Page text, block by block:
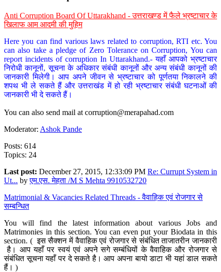
Anti Corruption Board Of Uttarakhand - उत्तराखण्ड में फैले भ्रष्टाचार के
खिलाफ आम आदमी की मुहिम
Here you can find various laws related to corruption, RTI etc. You
can also take a pledge of Zero Tolerance on Corruption, You can
report incidents of corruption In Uttarakhand.- यहाँ आपको भ्रष्टाचार
निरोधी कानूनों, सूचना के अधिकार संबंधी कानूनों और अन्य संबंधी कानूनों की
जानकारी मिलेगी। आप अपने जीवन से भ्रष्टाचार को पूर्णतया निकालने की
शपथ भी ले सकते हैं और उत्तराखंड में हो रही भ्रष्टाचार संबंधी घटनाओं की
जानकारी भी दे सकते हैं।
You can also send mail at corruption@merapahad.com
Moderator: Ashok Pande
Posts: 614
Topics: 24
Last post: December 27, 2015, 12:33:09 PM Re: Currupt System in
Ut... byएम.एस. मेहता /M S Mehta 9910532720
Matrimonial & Vacancies Related Threads - वैवाहिक एवं रोजगार से
सम्बन्धित
You will find the latest information about various Jobs and
Matrimonies in this section. You can even put your Biodata in this
section. ( इस सैक्शन में वैवाहिक एवं रोजगार से संबंधित ताजातरीन जानकारी
है। आप यहाँ पर स्वयं एवं अपने सगे सम्बंधियों के वैवाहिक और रोजगार से
संबंधित सूचना यहाँ पर दे सकते है। आप अपना बायो डाटा भी यहां डाल सकते
हैं। )